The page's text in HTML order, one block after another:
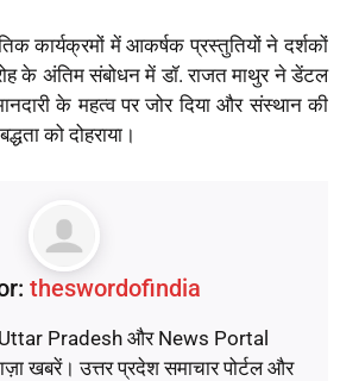
कार्यक्रमों में आकर्षक प्रस्तुतियों ने दर्शकों
के अंतिम संबोधन में डॉ. राजत माथुर ने डेंटल
के महत्व पर जोर दिया और संस्थान की
को दोहराया।
theswordofindia
Pradesh और News Portal
खबरें। उत्तर प्रदेश समाचार पोर्टल और